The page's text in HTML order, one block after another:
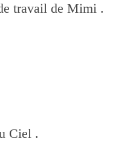
travail de Mimi .
Ciel .